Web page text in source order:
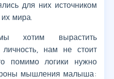
для них источником
мира.
хотим вырастить
личность, нам не стоит
помимо логики нужно
мышления малыша: